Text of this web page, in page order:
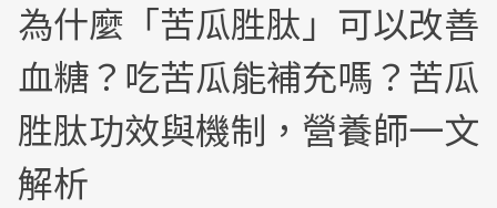
為什麼「苦瓜胜肽」可以改善
血糖？吃苦瓜能補充嗎？苦瓜
胜肽功效與機制，營養師一文
解析